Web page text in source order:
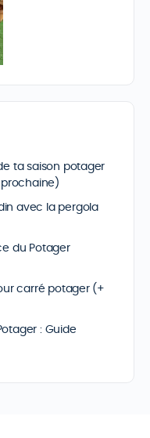
ta saison potager
avec la pergola
du Potager
carré potager (+
: Guide